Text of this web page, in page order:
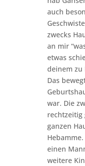
auch
zwecks
an mir
etwas
deinem zu
Das
war. Die
rechtzeitig
ganzen
einen
weitere